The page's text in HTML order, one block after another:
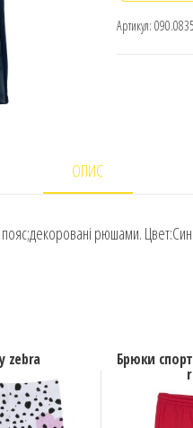
Артикул:
ОПИС
рюшами.
zebra Брюки